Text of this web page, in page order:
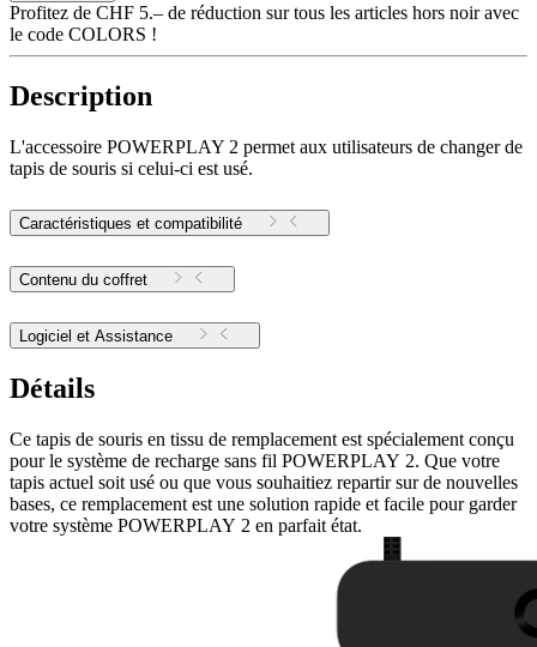
Profitez de CHF 5.– de réduction sur tous les articles hors noir avec
le code COLORS !
Description
L'accessoire POWERPLAY 2 permet aux utilisateurs de changer de
tapis de souris si celui-ci est usé.
Caractéristiques et compatibilité
Contenu du coffret
Logiciel et Assistance
Détails
Ce tapis de souris en tissu de remplacement est spécialement conçu
pour le système de recharge sans fil POWERPLAY 2. Que votre
tapis actuel soit usé ou que vous souhaitiez repartir sur de nouvelles
bases, ce remplacement est une solution rapide et facile pour garder
votre système POWERPLAY 2 en parfait état.